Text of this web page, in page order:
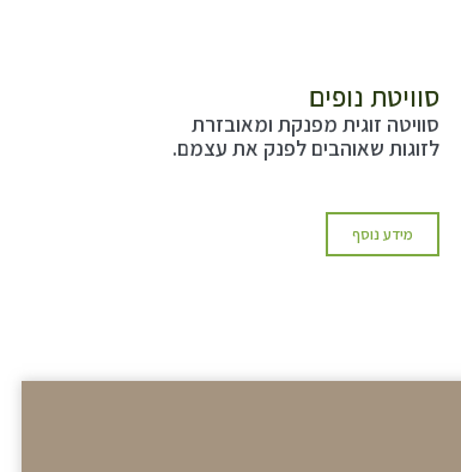
סוויטת נופים
סוויטה זוגית מפנקת ומאובזרת
לזוגות שאוהבים לפנק את עצמם.
מידע נוסף